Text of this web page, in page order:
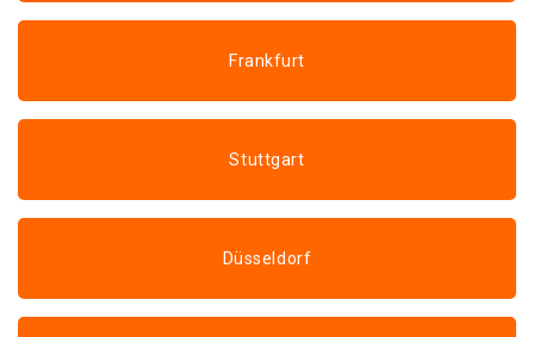
Frankfurt
Stuttgart
Düsseldorf